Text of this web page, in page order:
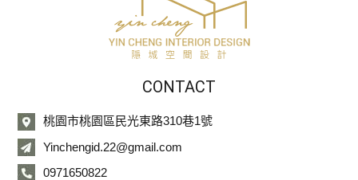
CONTACT
桃園市桃園區民光東路310巷1號
Yinchengid.22@gmail.com
0971650822